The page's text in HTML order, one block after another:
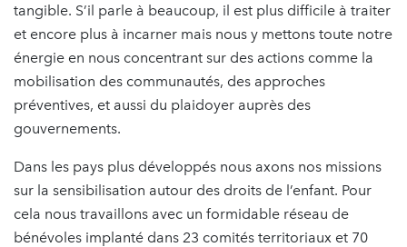
tangible. S’il parle à beaucoup, il est plus difficile à traiter
et encore plus à incarner mais nous y mettons toute notre
énergie en nous concentrant sur des actions comme la
mobilisation des communautés, des approches
préventives, et aussi du plaidoyer auprès des
gouvernements.
Dans les pays plus développés nous axons nos missions
sur la sensibilisation autour des droits de l’enfant. Pour
cela nous travaillons avec un formidable réseau de
bénévoles implanté dans 23 comités territoriaux et 70